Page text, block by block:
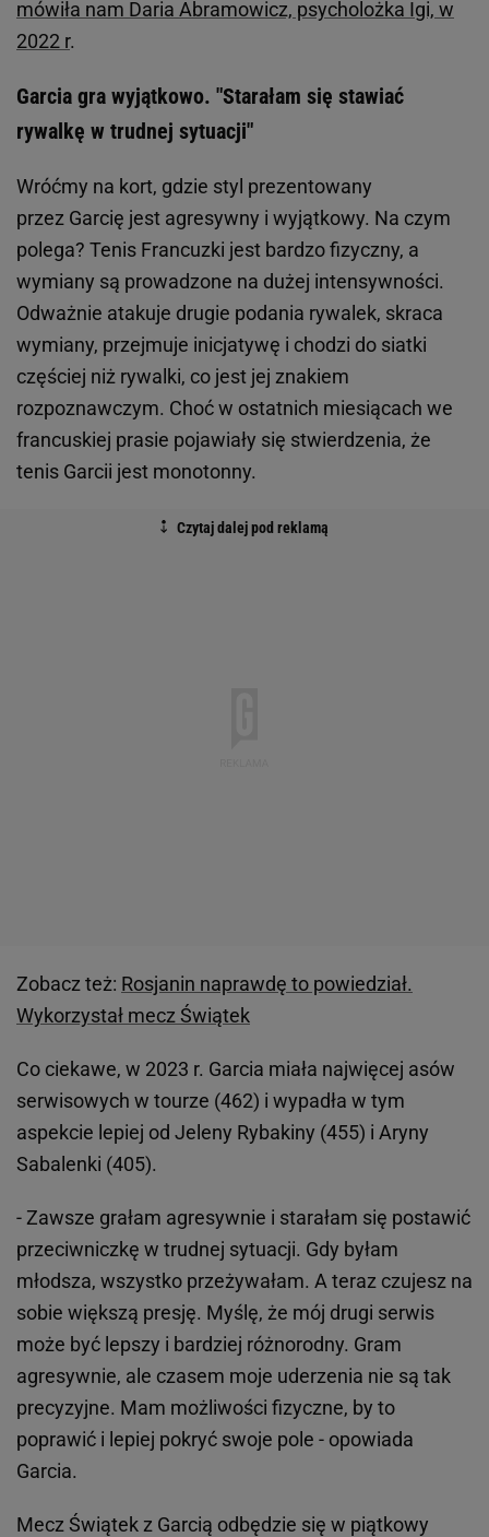
mówiła nam Daria Abramowicz, psycholożka Igi, w
2022 r.
Garcia gra wyjątkowo. "Starałam się stawiać
rywalkę w trudnej sytuacji"
Wróćmy na kort, gdzie styl prezentowany
przez Garcię jest agresywny i wyjątkowy. Na czym
polega? Tenis Francuzki jest bardzo fizyczny, a
wymiany są prowadzone na dużej intensywności.
Odważnie atakuje drugie podania rywalek, skraca
wymiany, przejmuje inicjatywę i chodzi do siatki
częściej niż rywalki, co jest jej znakiem
rozpoznawczym. Choć w ostatnich miesiącach we
francuskiej prasie pojawiały się stwierdzenia, że
tenis Garcii jest monotonny.
Zobacz też: Rosjanin naprawdę to powiedział.
Wykorzystał mecz Świątek
Co ciekawe, w 2023 r. Garcia miała najwięcej asów
serwisowych w tourze (462) i wypadła w tym
aspekcie lepiej od Jeleny Rybakiny (455) i Aryny
Sabalenki (405).
- Zawsze grałam agresywnie i starałam się postawić
przeciwniczkę w trudnej sytuacji. Gdy byłam
młodsza, wszystko przeżywałam. A teraz czujesz na
sobie większą presję. Myślę, że mój drugi serwis
może być lepszy i bardziej różnorodny. Gram
agresywnie, ale czasem moje uderzenia nie są tak
precyzyjne. Mam możliwości fizyczne, by to
poprawić i lepiej pokryć swoje pole - opowiada
Garcia.
Mecz Świątek z Garcią odbędzie się w piątkowy